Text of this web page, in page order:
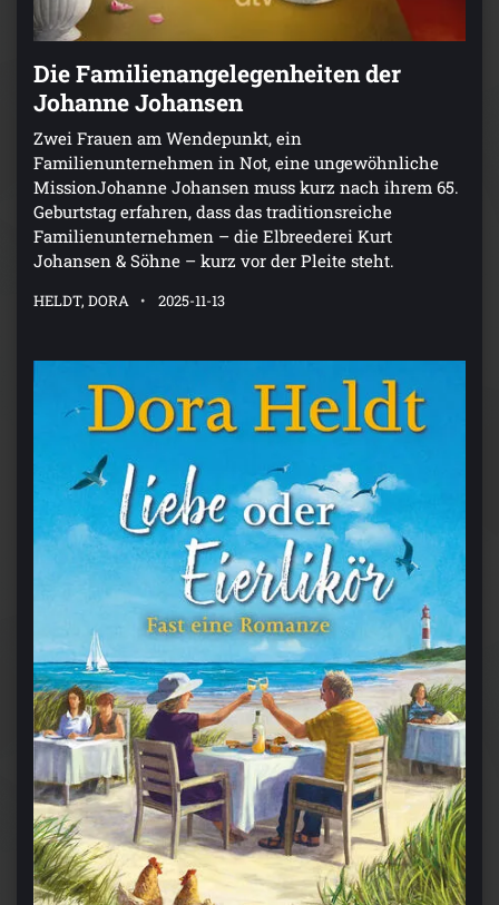
Die Familienangelegenheiten der
Johanne Johansen
Zwei Frauen am Wendepunkt, ein
Familienunternehmen in Not, eine ungewöhnliche
MissionJohanne Johansen muss kurz nach ihrem 65.
Geburtstag erfahren, dass das traditionsreiche
Familienunternehmen – die Elbreederei Kurt
Johansen & Söhne – kurz vor der Pleite steht.
HELDT, DORA 2025-11-13